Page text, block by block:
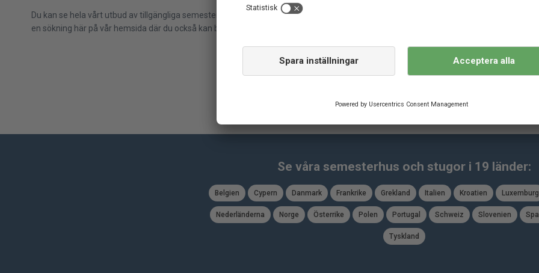
Du kan se hela vårt utbud av tillgängliga semesterhus och stugor i Danmark genom att göra
en sökning här på vår hemsida där du också kan boka din stuga direkt online.
Visa mer
semesterhus med egen
Se våra semesterhus och stugor i 19 länder:
Belgien Cypern Danmark Frankrike Grekland Italien Kroatien Luxemburg
Nederländerna Norge Österrike Polen Portugal Schweiz Slovenien
Tyskland